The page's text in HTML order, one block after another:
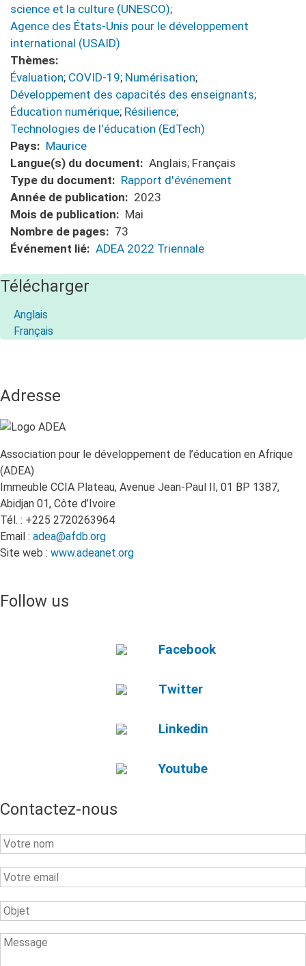
science et la culture (UNESCO);
Agence des États-Unis pour le développement
international (USAID)
Thèmes
Évaluation; COVID-19; Numérisation;
Développement des capacités des enseignants;
Éducation numérique; Résilience;
Technologies de l'éducation (EdTech)
Pays
Maurice
Langue(s) du document
Anglais; Français
Type du document
Rapport d'événement
Année de publication
2023
Mois de publication
Mai
Nombre de pages
73
Événement lié
ADEA 2022 Triennale
Télécharger
Anglais
Français
Adresse
Association pour le développement de l’éducation en Afrique
(ADEA)
Immeuble CCIA Plateau, Avenue Jean-Paul II, 01 BP 1387,
Abidjan 01, Côte d’Ivoire
Tél. : +225 2720263964
Email : adea@afdb.org
Site web : www.adeanet.org
Follow us
Facebook
Twitter
Linkedin
Youtube
Contactez-nous
Your
Name
Your
Email
Subject
Message